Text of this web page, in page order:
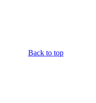
Back to top